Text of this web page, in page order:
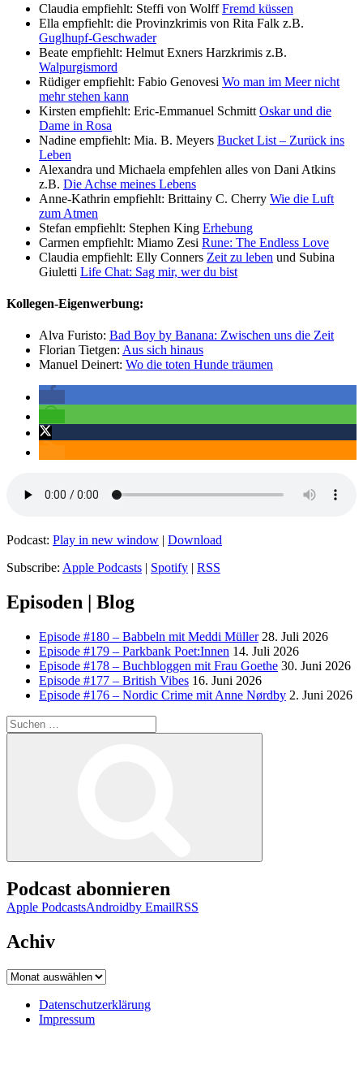
Claudia empfiehlt: Steffi von WolffFremd küssen
Ella empfiehlt: die Provinzkrimis von Rita Falk z.B.
Guglhupf-Geschwader
Beate empfiehlt: Helmut Exners Harzkrimis z.B.
Walpurgismord
Rüdiger empfiehlt: Fabio Genovesi Wo man im Meer nicht
mehr stehen kann
Kirsten empfiehlt: Eric-Emmanuel Schmitt Oskar und die
Dame in Rosa
Nadine empfiehlt: Mia. B. Meyers Bucket List – Zurück ins
Leben
Alexandra und Michaela empfehlen alles von Dani Atkins
z.B. Die Achse meines Lebens
Anne-Kathrin empfiehlt: Brittainy C. Cherry Wie die Luft
zum Atmen
Stefan empfiehlt: Stephen King Erhebung
Carmen empfiehlt: Miamo Zesi Rune: The Endless Love
Claudia empfiehlt: Elly Conners Zeit zu leben und Subina
Giuletti Life Chat: Sag mir, wer du bist
Kollegen-Eigenwerbung:
Alva Furisto: Bad Boy by Banana: Zwischen uns die Zeit
Florian Tietgen: Aus sich hinaus
Manuel Deinert: Wo die toten Hunde träumen
Podcast: Play in new window | Download
Subscribe: Apple Podcasts | Spotify | RSS
Episoden | Blog
Episode #180 – Babbeln mit Meddi Müller 28. Juli 2026
Episode #179 – Parkbank Poet:Innen 14. Juli 2026
Episode #178 – Buchbloggen mit Frau Goethe 30. Juni 2026
Episode #177 – British Vibes 16. Juni 2026
Episode #176 – Nordic Crime mit Anne Nørdby 2. Juni 2026
Suchen
nach:
Podcast abonnieren
Apple PodcastsAndroidby EmailRSS
Achiv
Achiv
Datenschutzerklärung
Impressum